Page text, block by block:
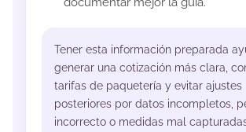
Tener esta información preparada
generar una cotización más clara,
tarifas de paquetería y evitar ajustes
posteriores por datos incompletos,
incorrecto o medidas mal